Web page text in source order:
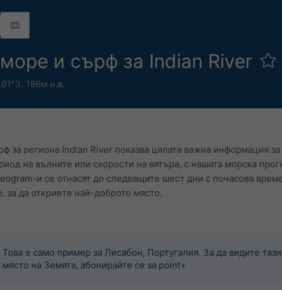
и сърф за Indian River
186м н.в.
за региона Indian River показва цялата важна информация
на вълните или скорости на вятъра, с нашата морска
и се отнасят до следващите шест дни с почасова
за да откриете най-доброто място.
Това е само пример за Лисабон, Португалия. За да видите
място на Земята, абонирайте се за point+